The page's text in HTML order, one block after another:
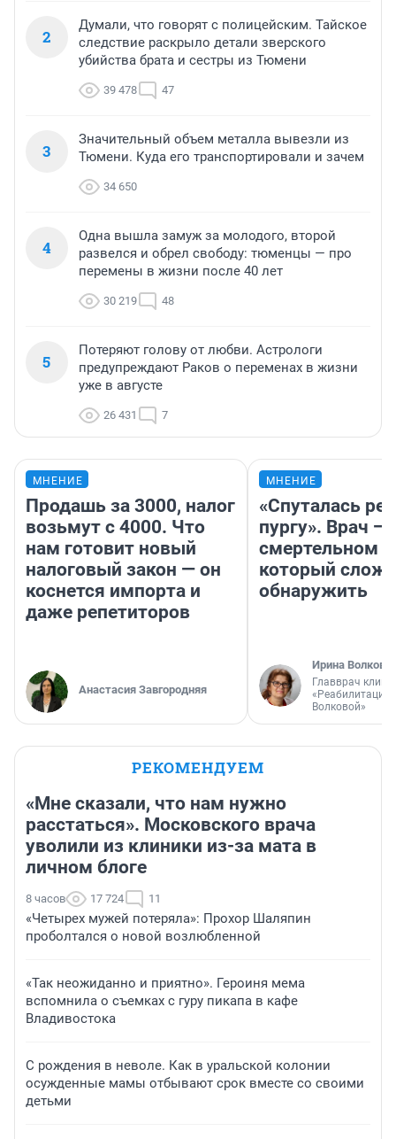
2
Думали, что говорят с полицейским. Тайское
следствие раскрыло детали зверского
убийства брата и сестры из Тюмени
39 478 47
3
Значительный объем металла вывезли из
Тюмени. Куда его транспортировали и зачем
34 650
4
Одна вышла замуж за молодого, второй
развелся и обрел свободу: тюменцы — про
перемены в жизни после 40 лет
30 219 48
5
Потеряют голову от любви. Астрологи
предупреждают Раков о переменах в жизни
уже в августе
26 431 7
МНЕНИЕ
Продашь за 3000, налог
возьмут с 4000. Что
нам готовит новый
налоговый закон — он
коснется импорта и
даже репетиторов
Анастасия Завгородняя
МНЕНИЕ
«Спуталась
пургу». Врач —
смертельном
который
обнаружить
Ирина Волкова
Главврач
«Реабилитация
Волковой»
РЕКОМЕНДУЕМ
«Мне сказали, что нам нужно
расстаться». Московского врача
уволили из клиники из-за мата в
личном блоге
8 часов 17 724 11
«Четырех мужей потеряла»: Прохор Шаляпин
проболтался о новой возлюбленной
«Так неожиданно и приятно». Героиня мема
вспомнила о съемках с гуру пикапа в кафе
Владивостока
С рождения в неволе. Как в уральской колонии
осужденные мамы отбывают срок вместе со своими
детьми